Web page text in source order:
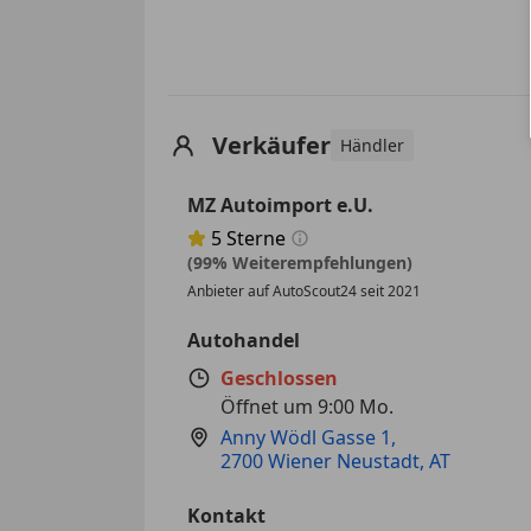
Verkäufer Händler
MZ Autoimport e.U.
Sternebewertung 5 von 5
5Sterne
(99% Weiterempfehlungen)
Anbieter auf AutoScout24 seit 2021
Autohandel
Geschlossen
Öffnet um 9:00 Mo.
Anny Wödl Gasse 1,
2700 Wiener Neustadt, AT
Kontakt